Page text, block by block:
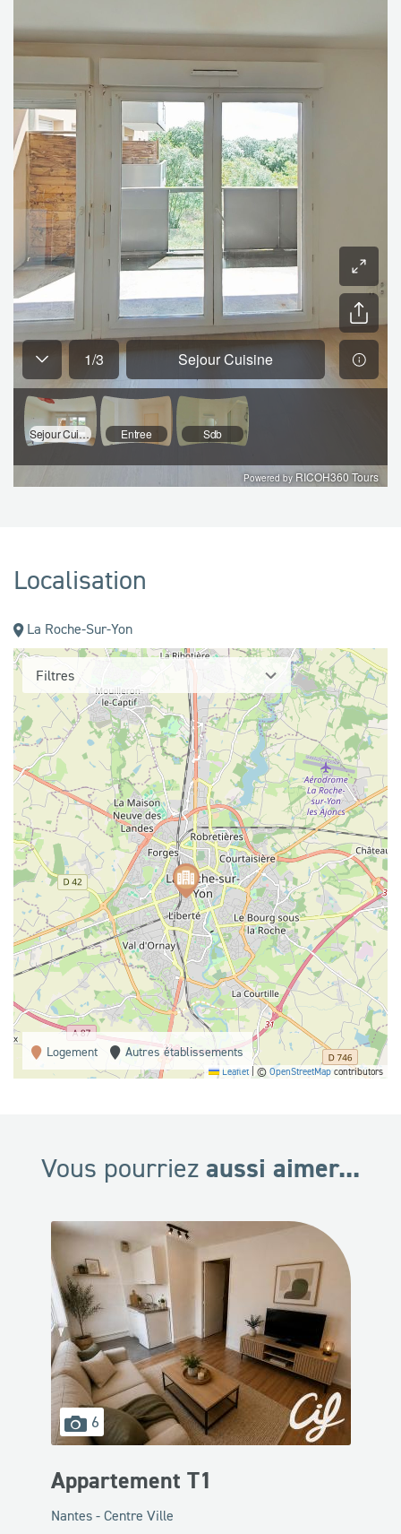
Localisation
La Roche-Sur-Yon
Filtres
Logement Autres établissements
Leaflet | © OpenStreetMap contributors
Vous pourriez aussi aimer...
6images
disponibles
Appartement T1
Nantes - Centre Ville